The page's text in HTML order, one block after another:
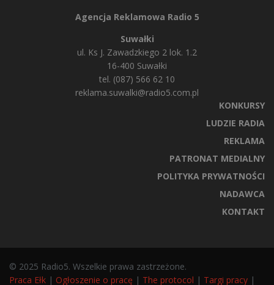
Agencja Reklamowa Radio 5
Suwałki
ul. Ks J. Zawadzkiego 2 lok. 1.2
16-400 Suwałki
tel. (087) 566 62 10
reklama.suwalki@radio5.com.pl
KONKURSY
LUDZIE RADIA
REKLAMA
PATRONAT MEDIALNY
POLITYKA PRYWATNOŚCI
NADAWCA
KONTAKT
© 2025 Radio5. Wszelkie prawa zastrzeżone.
Praca Ełk | Ogłoszenie o pracę | The protocol | Targi pracy |